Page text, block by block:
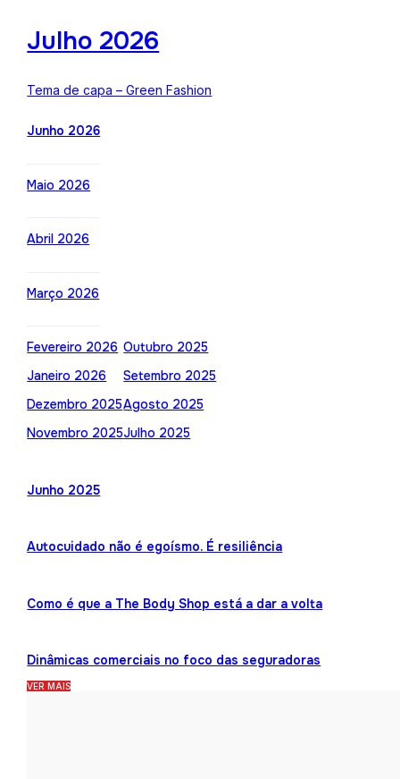
Julho 2026
Tema de capa – Green Fashion
Junho 2026
Maio 2026
Abril 2026
Março 2026
Fevereiro 2026
Janeiro 2026
Dezembro 2025
Novembro 2025
Outubro 2025
Setembro 2025
Agosto 2025
Julho 2025
Junho 2025
Autocuidado não é egoísmo. É resiliência
Como é que a The Body Shop está a dar a volta
Dinâmicas comerciais no foco das seguradoras
VER MAIS